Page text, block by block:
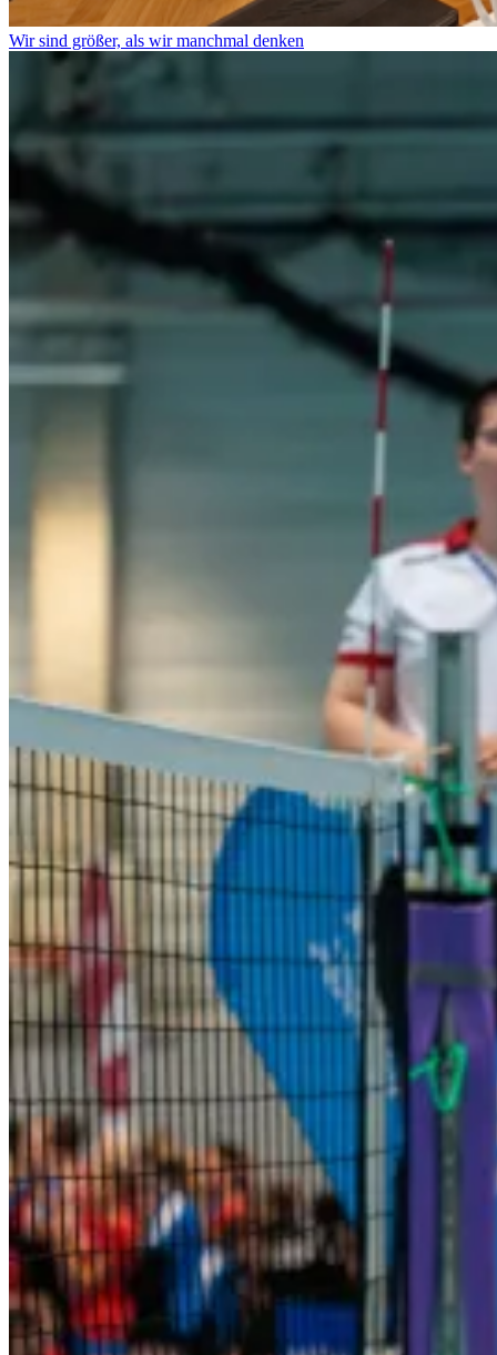
Wir sind größer, als wir manchmal denken